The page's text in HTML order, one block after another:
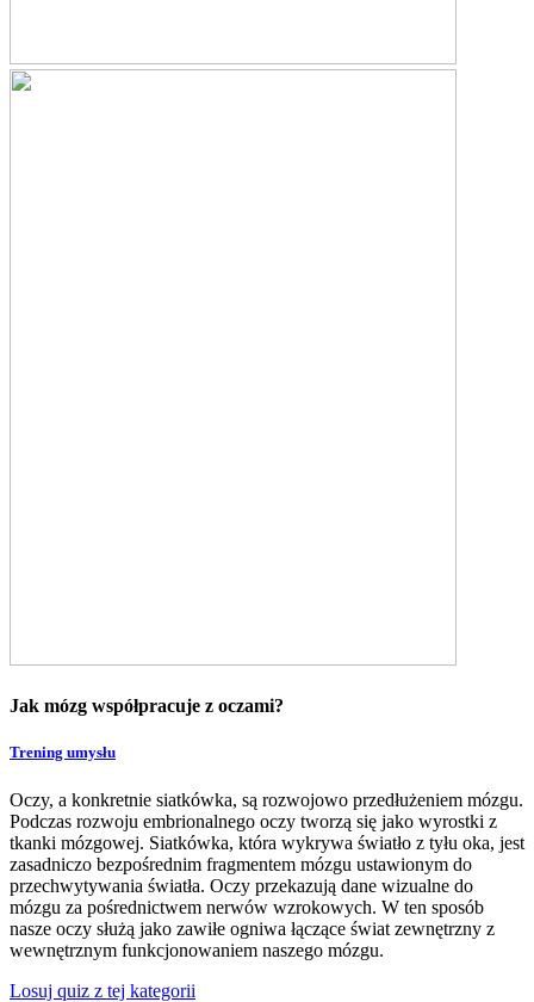
Jak mózg współpracuje z oczami?
Trening umysłu
Oczy, a konkretnie siatkówka, są rozwojowo przedłużeniem mózgu.
Podczas rozwoju embrionalnego oczy tworzą się jako wyrostki z
tkanki mózgowej. Siatkówka, która wykrywa światło z tyłu oka, jest
zasadniczo bezpośrednim fragmentem mózgu ustawionym do
przechwytywania światła. Oczy przekazują dane wizualne do
mózgu za pośrednictwem nerwów wzrokowych. W ten sposób
nasze oczy służą jako zawiłe ogniwa łączące świat zewnętrzny z
wewnętrznym funkcjonowaniem naszego mózgu.
Losuj quiz z tej kategorii